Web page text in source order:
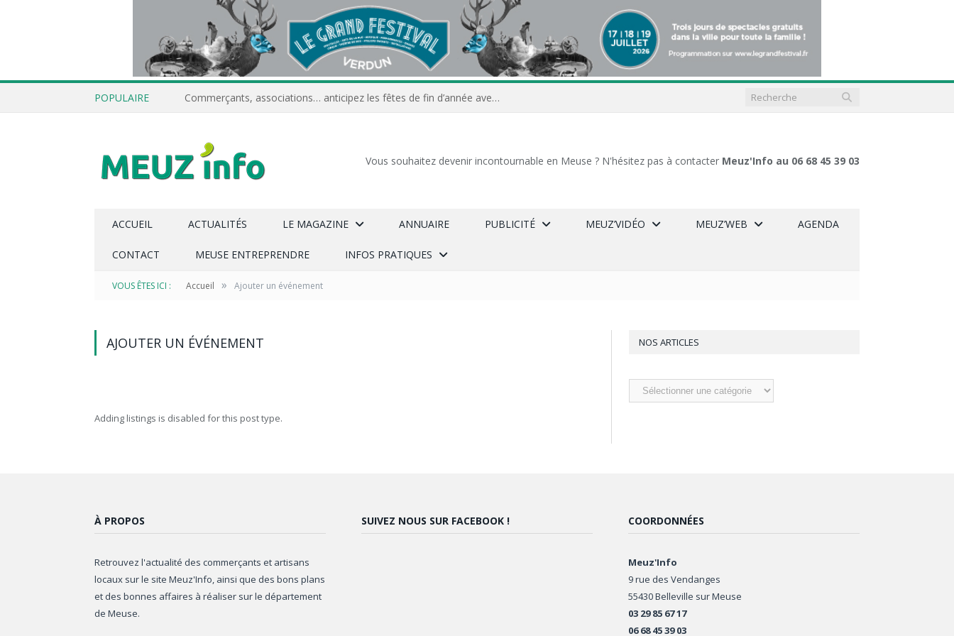
POPULAIRE Commerçants, associations… anticipez les fêtes de fin d’année avec Meuz’Info
Vous souhaitez devenir incontournable en Meuse ? N'hésitez pas à contacter Meuz'Info au 06 68 45 39 03
ACCUEIL ACTUALITÉS LE MAGAZINE ANNUAIRE PUBLICITÉ MEUZ’VIDÉO MEUZ’WEB AGENDA
CONTACT MEUSE ENTREPRENDRE INFOS PRATIQUES
VOUS ÊTES ICI : Accueil » Ajouter un événement
AJOUTER UN ÉVÉNEMENT
Adding listings is disabled for this post type.
NOS ARTICLES
Nos
articles
À PROPOS
Retrouvez l'actualité des commerçants et artisans
locaux sur le site Meuz'Info, ainsi que des bons plans
et des bonnes affaires à réaliser sur le département
de Meuse.
SUIVEZ NOUS SUR FACEBOOK ! COORDONNÉES
Meuz'Info
9 rue des Vendanges
55430 Belleville sur Meuse
03 29 85 67 17
06 68 45 39 03